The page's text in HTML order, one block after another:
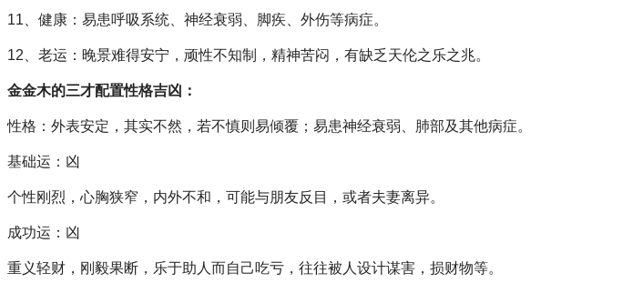
11、健康：易患呼吸系统、神经衰弱、脚疾、外伤等病症。
12、老运：晚景难得安宁，顽性不知制，精神苦闷，有缺乏天伦之乐之兆。
金金木的三才配置性格吉凶：
性格：外表安定，其实不然，若不慎则易倾覆；易患神经衰弱、肺部及其他病症。
基础运：凶
个性刚烈，心胸狭窄，内外不和，可能与朋友反目，或者夫妻离异。
成功运：凶
重义轻财，刚毅果断，乐于助人而自己吃亏，往往被人设计谋害，损财物等。